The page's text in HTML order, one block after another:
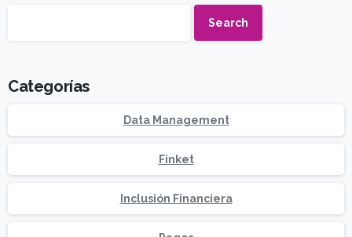
Search
Categorías
Data Management
Finket
Inclusión Financiera